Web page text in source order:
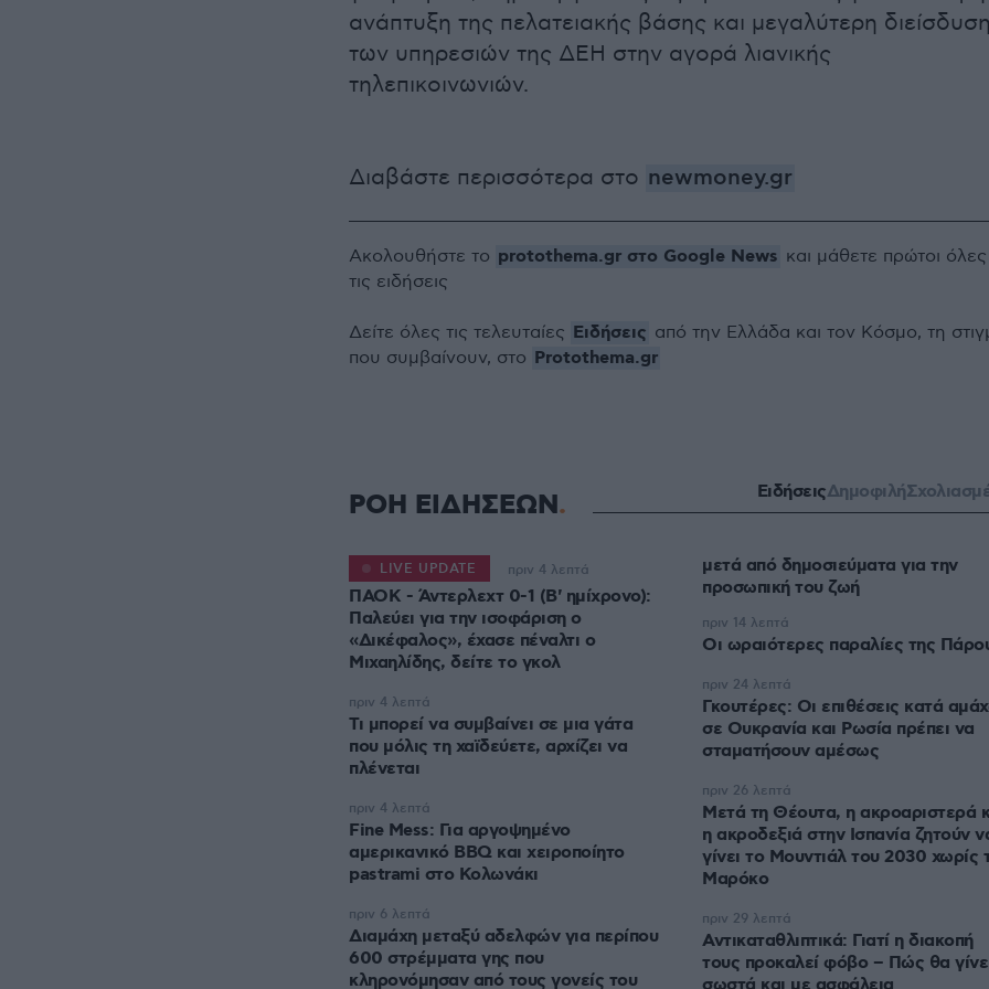
ανάπτυξη της πελατειακής βάσης και μεγαλύτερη
των υπηρεσιών της ΔΕΗ στην αγορά λιανικής
τηλεπικοινωνιών.
Διαβάστε περισσότερα στο newmoney.gr
Ακολουθήστε το protothema.gr στο Google News και μάθετε πρώτοι όλες
τις ειδήσεις
Δείτε όλες τις τελευταίες Ειδήσεις από την Ελλάδα και τον Κόσμο, τη
που συμβαίνουν, στο Protothema.gr
ΡΟΗ ΕΙΔΗΣΕΩΝ ΕιδήσειςΔημοφιλή
ΠΑΟΚ - Άντερλεχτ 0-1 (Β' ημίχρονο):
Παλεύει για την ισοφάριση ο
«Δικέφαλος», έχασε πέναλτι ο
LIVE UPDATE πριν 4 λεπτά
Τι μπορεί να συμβαίνει σε μια γάτα
που μόλις τη χαϊδεύετε, αρχίζει να
πλένεται
πριν 4 λεπτά
Fine Mess: Για αργοψημένο
αμερικανικό BBQ και χειροποίητο
pastrami στο Κολωνάκι
πριν 4 λεπτά
Διαμάχη μεταξύ αδελφών για περίπου
600 στρέμματα γης που
κληρονόμησαν από τους γονείς του
πριν 6 λεπτά
μετά από δημοσιεύματα για την
προσωπική του ζωή
Οι ωραιότερες παραλίες της
πριν 14 λεπτά
Γκουτέρες: Οι επιθέσεις κατά
σε Ουκρανία και Ρωσία πρέπει να
σταματήσουν αμέσως
πριν 24 λεπτά
Μετά τη Θέουτα, η ακροαριστερά
η ακροδεξιά στην Ισπανία ζητούν
γίνει το Μουντιάλ του 2030 χωρίς
Μαρόκο
πριν 26 λεπτά
Αντικαταθλιπτικά: Γιατί η διακοπή
τους προκαλεί φόβο – Πώς θα
πριν 29 λεπτά